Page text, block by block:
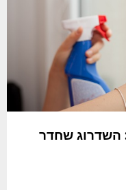
השדרוג שחדר